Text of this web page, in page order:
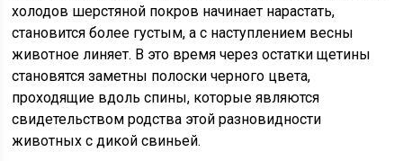
холодов шерстяной покров начинает нарастать,
становится более густым, а с наступлением весны
животное линяет. В это время через остатки щетины
становятся заметны полоски черного цвета,
проходящие вдоль спины, которые являются
свидетельством родства этой разновидности
животных с дикой свиньей.